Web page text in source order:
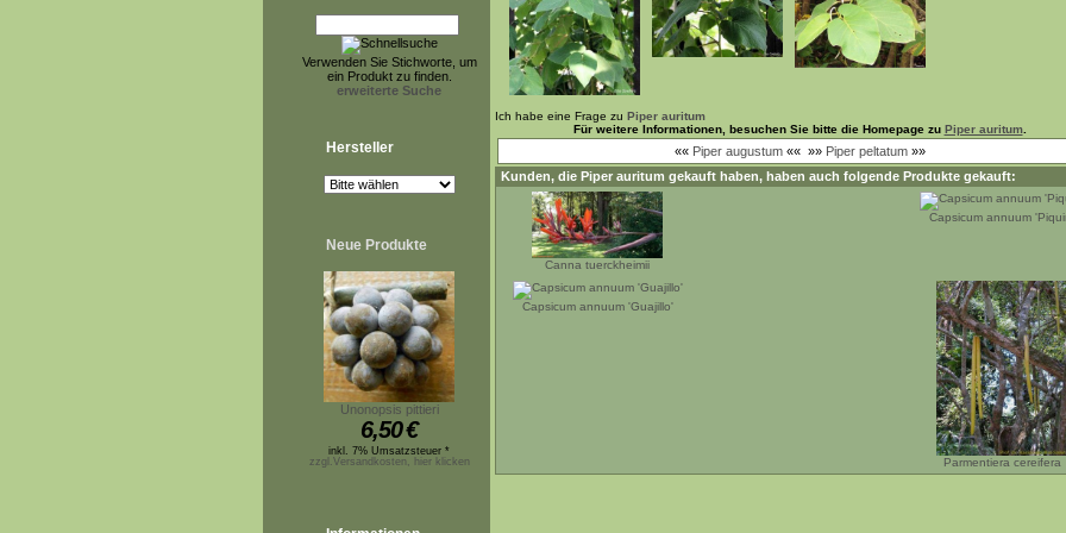
Verwenden Sie Stichworte, um
ein Produkt zu finden.
erweiterte Suche
Hersteller
Neue Produkte
Unonopsis pittieri
6,50€
inkl. 7% Umsatzsteuer *
zzgl.Versandkosten, hier klicken
Ich habe eine Frage zu Piper auritum
Für weitere Informationen, besuchen Sie bitte die Homepage zu Piper auritum.
«« Piper augustum«« »» Piper peltatum»»
Kunden, die Piper auritum gekauft haben, haben auch folgende Produkte gekauft:
Canna tuerckheimii
Capsicum annuum
Capsicum annuum 'Guajillo'
Parmentiera cereifera